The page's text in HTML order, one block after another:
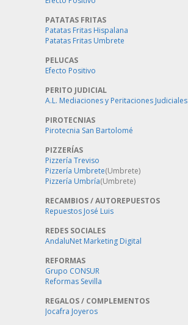
PATATAS FRITAS
Patatas Fritas Hispalana
Patatas Fritas Umbrete
PELUCAS
Efecto Positivo
PERITO JUDICIAL
A.L. Mediaciones y Peritaciones Judiciales
PIROTECNIAS
Pirotecnia San Bartolomé
PIZZERÍAS
Pizzería Treviso
Pizzería Umbrete(Umbrete)
Pizzería Umbría(Umbrete)
RECAMBIOS / AUTOREPUESTOS
Repuestos José Luis
REDES SOCIALES
AndaluNet Marketing Digital
REFORMAS
Grupo CONSUR
Reformas Sevilla
REGALOS / COMPLEMENTOS
Jocafra Joyeros